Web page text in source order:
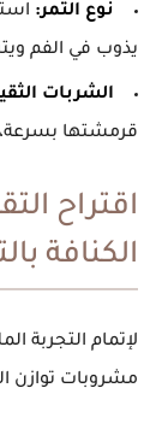
نوع التمر:
يذوب في الفم
الشربات
قرمشتها بسرعة،
اقتراح
الكنافة
لإتمام التجربة
مشروبات توازن